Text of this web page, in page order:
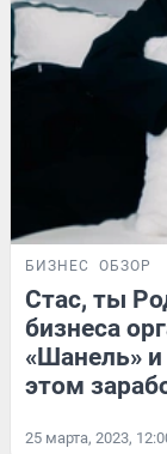
БИЗНЕС ОБЗОР
Стас, ты
бизнеса
«Шанель» и
этом
25 марта, 2023,